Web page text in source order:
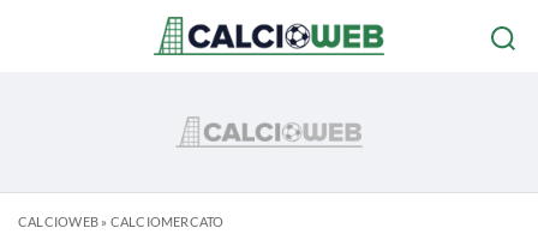
CALCIOWEB» CALCIOMERCATO